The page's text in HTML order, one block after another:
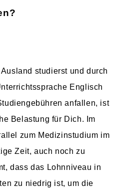
studierst und durch
Englisch
anfallen, ist
Belastung für Dich. Im
zum Medizinstudium im
Zeit, auch noch zu
dass das Lohnniveau in
zu niedrig ist, um die